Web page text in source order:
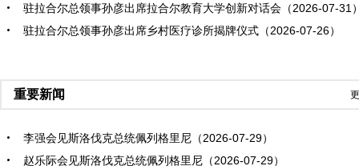
驻拉合尔总领事孙彦出席拉合尔教育大学创新对话会（2026-07-31
驻拉合尔总领事孙彦出席乡村医疗诊所揭牌仪式（2026-07-26）
重要新闻
李强会见斯洛伐克总统佩列格里尼（2026-07-29）
赵乐际会见斯洛伐克总统佩列格里尼（2026-07-29）